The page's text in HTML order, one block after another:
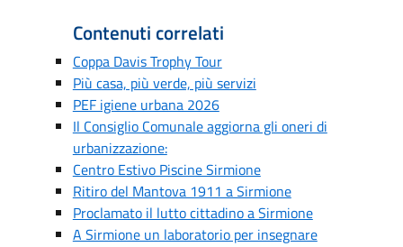
Contenuti correlati
Coppa Davis Trophy Tour
Più casa, più verde, più servizi
PEF igiene urbana 2026
Il Consiglio Comunale aggiorna gli oneri di
urbanizzazione:
Centro Estivo Piscine Sirmione
Ritiro del Mantova 1911 a Sirmione
Proclamato il lutto cittadino a Sirmione
A Sirmione un laboratorio per insegnare